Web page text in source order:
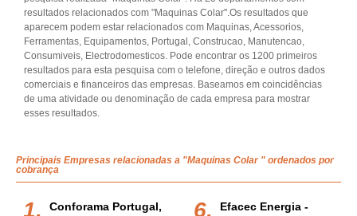
resultados relacionados com "Maquinas Colar".Os resultados que
aparecem podem estar relacionados com Maquinas, Acessorios,
Ferramentas, Equipamentos, Portugal, Construcao, Manutencao,
Consumiveis, Electrodomesticos. Pode encontrar os 1200 primeiros
resultados para esta pesquisa com o telefone, direção e outros dados
comerciais e financeiros das empresas. Baseamos em coincidências
de uma atividade ou denominação de cada empresa para mostrar
esses resultados.
Principais Empresas relacionadas a "Maquinas Colar " ordenados por
cobrança
Conforama Portugal,
Efacec Energia -